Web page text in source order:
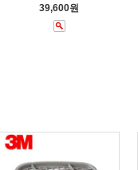
39,600원